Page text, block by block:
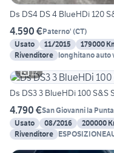
Ds DS4 DS 4 BlueHDi 120
4.590 €Paterno' (CT)
Usato
11/2015 179000
Rivenditore longhitano auto
12
Ds DS3 3 BlueHDi 100 S&S
4.790 €San Giovanni la Punta
Usato
08/2016 200000
Rivenditore